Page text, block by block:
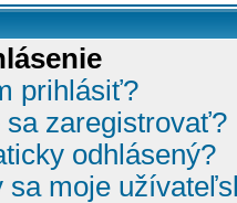
prihlásiť?
zaregistrovať?
odhlásený?
sa moje